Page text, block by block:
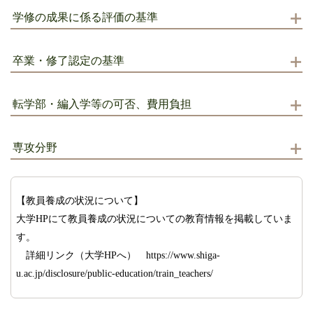
学修の成果に係る評価の基準
卒業・修了認定の基準
転学部・編入学等の可否、費用負担
専攻分野
【教員養成の状況について】
大学HPにて教員養成の状況についての教育情報を掲載していま
す。
詳細リンク（大学HPへ） https://www.shiga-
u.ac.jp/disclosure/public-education/train_teachers/